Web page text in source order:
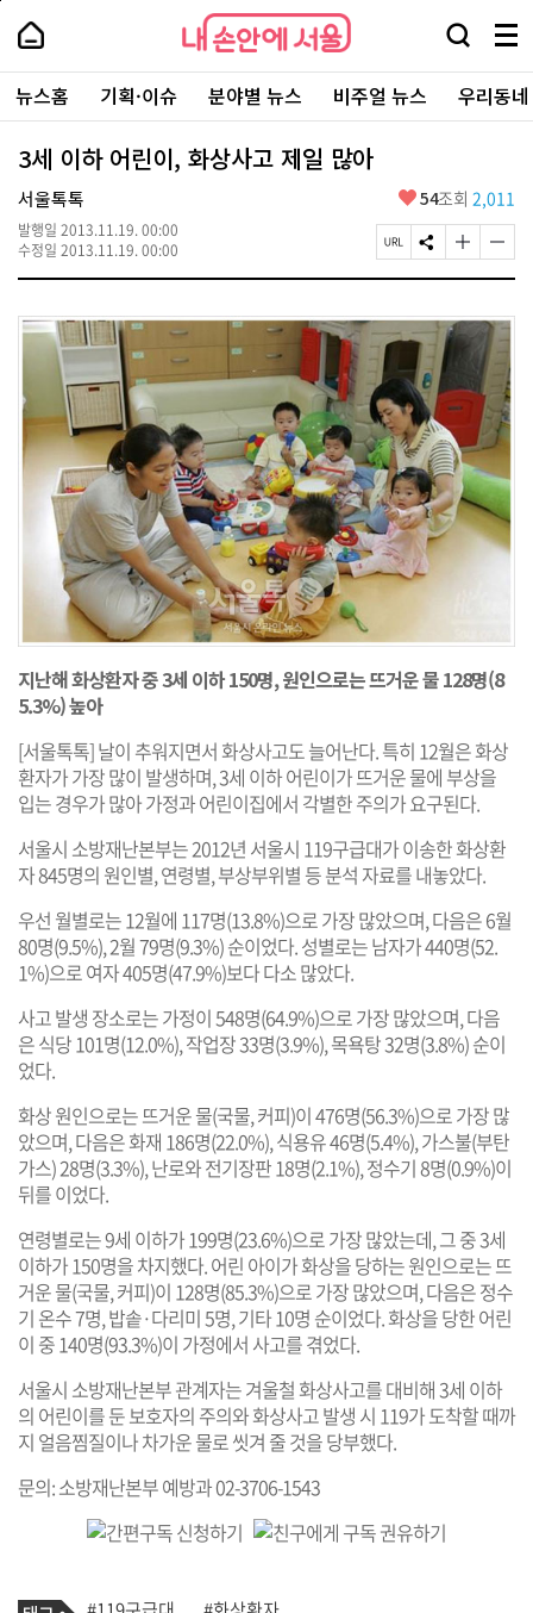
본
로
가
내
손
안
에
서
울
-
서
울
시
대
표
소
포
털
내
손
에
울
검
창
열
기
메
뉴
전
체
보
주
요
서
뉴스홈 기획·이슈 분야별 뉴스 비주얼 뉴스 우리동
3세 이하 어린이, 화상사고 제일 많아
서울톡톡
발행일 2013.11.19. 00:00
수정일 2013.11.19. 00:00
좋
요
54조회 2,011
페
이
U
R
L
복
사
S
N
공
유
하
기
글
자
기
크
게
변
경
하
기
글
자
기
작
게
변
경
하
기
지난해 화상환자 중 3세 이하 150명, 원인으로는 뜨거운 물 128명(8
5.3%) 높아
[서울톡톡] 날이 추워지면서 화상사고도 늘어난다. 특히 12월은 화상
환자가 가장 많이 발생하며, 3세 이하 어린이가 뜨거운 물에 부상을
입는 경우가 많아 가정과 어린이집에서 각별한 주의가 요구된다.
서울시 소방재난본부는 2012년 서울시 119구급대가 이송한 화상환
자 845명의 원인별, 연령별, 부상부위별 등 분석 자료를 내놓았다.
우선 월별로는 12월에 117명(13.8%)으로 가장 많았으며, 다음은 6월
80명(9.5%), 2월 79명(9.3%) 순이었다. 성별로는 남자가 440명(52.
1%)으로 여자 405명(47.9%)보다 다소 많았다.
사고 발생 장소로는 가정이 548명(64.9%)으로 가장 많았으며, 다음
은 식당 101명(12.0%), 작업장 33명(3.9%), 목욕탕 32명(3.8%) 순이
었다.
화상 원인으로는 뜨거운 물(국물, 커피)이 476명(56.3%)으로 가장 많
았으며, 다음은 화재 186명(22.0%), 식용유 46명(5.4%), 가스불(부탄
가스) 28명(3.3%), 난로와 전기장판 18명(2.1%), 정수기 8명(0.9%)이
뒤를 이었다.
연령별로는 9세 이하가 199명(23.6%)으로 가장 많았는데, 그 중 3세
이하가 150명을 차지했다. 어린 아이가 화상을 당하는 원인으로는 뜨
거운 물(국물, 커피)이 128명(85.3%)으로 가장 많았으며, 다음은 정수
기 온수 7명, 밥솥·다리미 5명, 기타 10명 순이었다. 화상을 당한 어린
이 중 140명(93.3%)이 가정에서 사고를 겪었다.
서울시 소방재난본부 관계자는 겨울철 화상사고를 대비해 3세 이하
의 어린이를 둔 보호자의 주의와 화상사고 발생 시 119가 도착할 때까
지 얼음찜질이나 차가운 물로 씻겨 줄 것을 당부했다.
문의: 소방재난본부 예방과 02-3706-1543
기
페
상
단
로